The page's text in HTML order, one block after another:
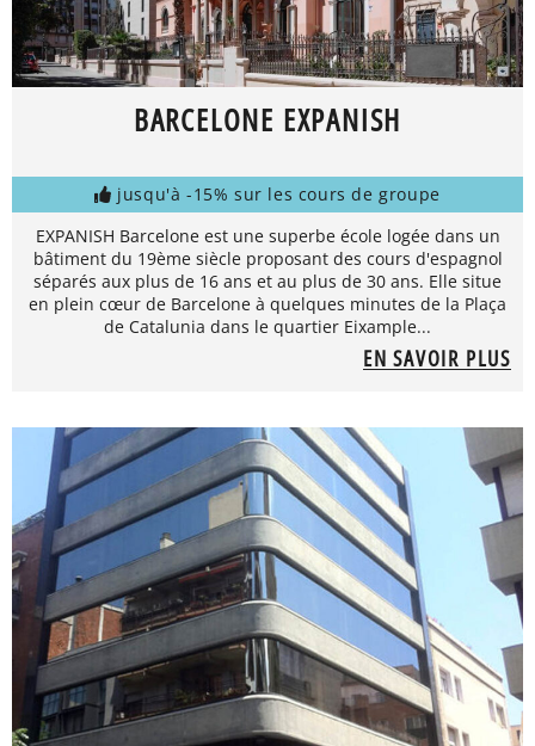
BARCELONE EXPANISH
jusqu'à -15% sur les cours de groupe
EXPANISH Barcelone est une superbe école logée dans un
bâtiment du 19ème siècle proposant des cours d'espagnol
séparés aux plus de 16 ans et au plus de 30 ans. Elle situe
en plein cœur de Barcelone à quelques minutes de la Plaça
de Catalunia dans le quartier Eixample...
EN SAVOIR PLUS